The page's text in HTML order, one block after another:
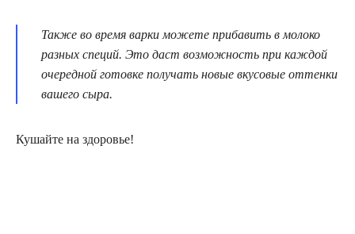
Также во время варки можете прибавить в молоко
разных специй. Это даст возможность при каждой
очередной готовке получать новые вкусовые оттенки
вашего сыра.
Кушайте на здоровье!